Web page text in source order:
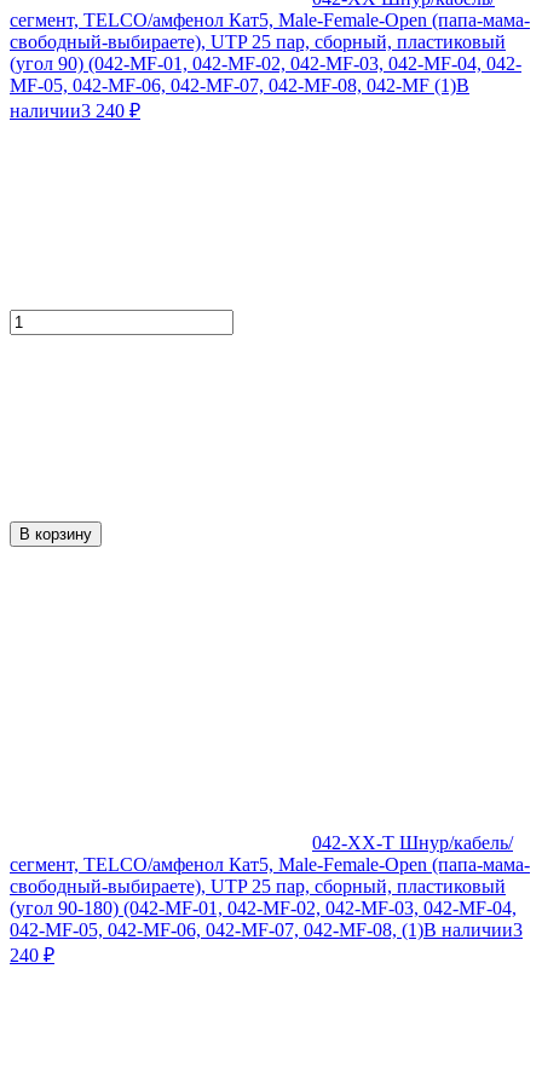
сегмент, TELCO/амфенол Кат5, Male-Female-Open (папа-мама-
свободный-выбираете), UTP 25 пар, сборный, пластиковый
(угол 90) (042-MF-01, 042-MF-02, 042-MF-03, 042-MF-04, 042-
MF-05, 042-MF-06, 042-MF-07, 042-MF-08, 042-MF (1)В
наличии3 240 ₽
В корзину
042-XX-T Шнур/кабель/
сегмент, TELCO/амфенол Кат5, Male-Female-Open (папа-мама-
свободный-выбираете), UTP 25 пар, сборный, пластиковый
(угол 90-180) (042-MF-01, 042-MF-02, 042-MF-03, 042-MF-04,
042-MF-05, 042-MF-06, 042-MF-07, 042-MF-08, (1)В наличии3
240 ₽